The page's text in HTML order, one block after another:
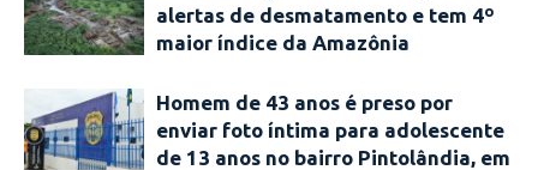
alertas de desmatamento e tem 4º
maior índice da Amazônia
Homem de 43 anos é preso por
enviar foto íntima para adolescente
de 13 anos no bairro Pintolândia, em